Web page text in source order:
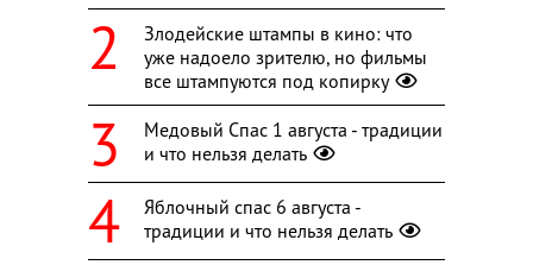
Злодейские штампы в кино: что
уже надоело зрителю, но фильмы
все штампуются под копирку
Медовый Спас 1 августа - традиции
и что нельзя делать
Яблочный спас 6 августа -
традиции и что нельзя делать